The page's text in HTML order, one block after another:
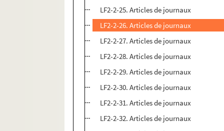
LF2-2-25. Articles de journaux
LF2-2-26. Articles de journaux
LF2-2-27. Articles de journaux
LF2-2-28. Articles de journaux
LF2-2-29. Articles de journaux
LF2-2-30. Articles de journaux
LF2-2-31. Articles de journaux
LF2-2-32. Articles de journaux